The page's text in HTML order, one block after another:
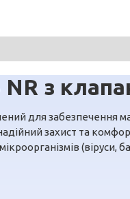
з
для забезпечення
захист та
(віруси,